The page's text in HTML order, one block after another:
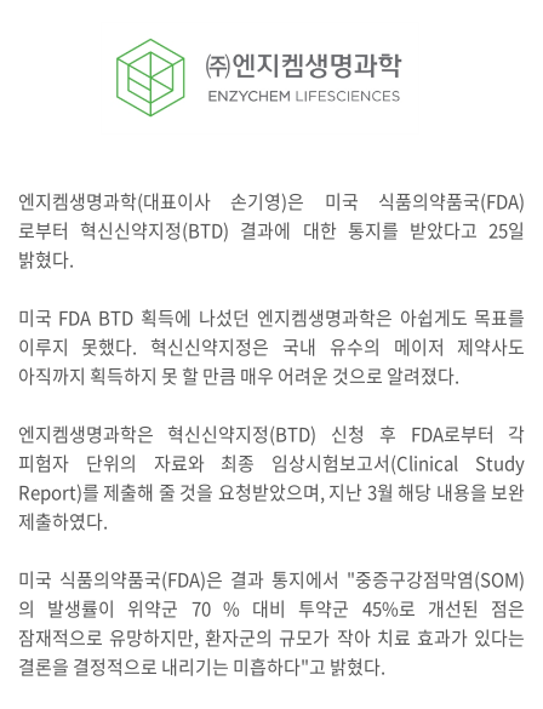
엔지켐생명과학(대표이사 손기영)은 미국 식품의약품국(FDA)
로부터 혁신신약지정(BTD) 결과에 대한 통지를 받았다고 25일
밝혔다.
미국 FDA BTD 획득에 나섰던 엔지켐생명과학은 아쉽게도 목표를
이루지 못했다. 혁신신약지정은 국내 유수의 메이저 제약사도
아직까지 획득하지 못 할 만큼 매우 어려운 것으로 알려졌다.
엔지켐생명과학은 혁신신약지정(BTD) 신청 후 FDA로부터 각
피험자 단위의 자료와 최종 임상시험보고서(Clinical Study
Report)를 제출해 줄 것을 요청받았으며, 지난 3월 해당 내용을 보완
제출하였다.
미국 식품의약품국(FDA)은 결과 통지에서 "중증구강점막염(SOM)
의 발생률이 위약군 70 % 대비 투약군 45%로 개선된 점은
잠재적으로 유망하지만, 환자군의 규모가 작아 치료 효과가 있다는
결론을 결정적으로 내리기는 미흡하다"고 밝혔다.